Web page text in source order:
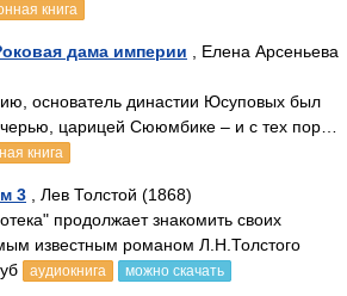
книга
дама империи , Елена Арсеньева
основатель династии Юсуповых был
царицей Сююмбике – и с тех пор…
книга
3 , Лев Толстой (1868)
продолжает знакомить своих
известным романом Л.Н.Толстого
аудиокнига можно скачать